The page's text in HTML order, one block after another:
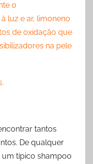
o
luz e ar, limoneno
de oxidação que
na pele
tantos
De qualquer
típico shampoo